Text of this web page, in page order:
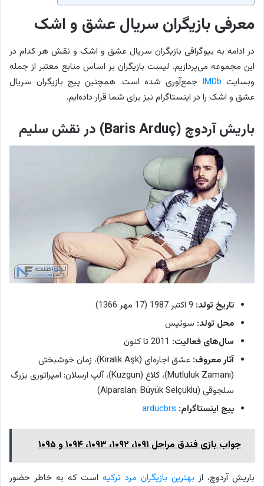
معرفی بازیگران سریال عشق و اشک
در ادامه به بیوگرافی بازیگران سریال عشق و اشک و نقش هر کدام در
این مجموعه می‌پردازیم. لیست بازیگران بر اساس منابع معتبر از جمله
وبسایت IMDb جمع‌آوری شده است. همچنین پیج بازیگران سریال
عشق و اشک را در اینستاگرام نیز برای شما قرار داده‌ایم.
باریش آردوچ (Baris Arduç) در نقش سلیم
تاریخ تولد:
محل تولد: سوئیس
سال‌های فعالیت:
آثار معروف:
عشق اجاره‌ای (Kiralık Aşk)، زمان خوشبختی
(Mutluluk Zamanı)، کلاغ (Kuzgun)، آلپ ارسلان: امپراتوری بزرگ
سلجوقی (Alparslan: Büyük Selçuklu)
پیج اینستاگرام: arducbrs
جواب بازی فندق مراحل ۱۰۹۱، ۱۰۹۲، ۱۰۹۳، ۱۰۹۴ و ۱۰۹۵
باریش آردوچ، از بهترین بازیگران مرد ترکیه است که به خاطر حضور